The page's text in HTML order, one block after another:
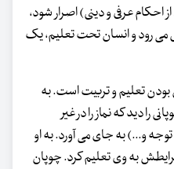
احکام عرفی و دینی) اصرار شود،
می رود و انسان تحت تعلیم، یک
بودن تعلیم و تربیت است. به
را دید که نماز را در غیر
و...) به جای می آورد. به او
به وی تعلیم کرد. چوپان